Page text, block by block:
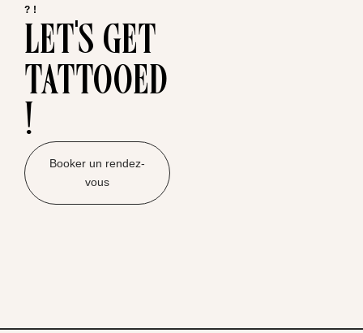
?!
let's get
tattooed
!
Booker un rendez-
vous